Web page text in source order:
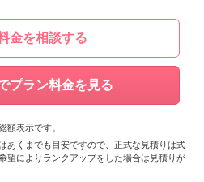
金を相談する
プラン料金を見る
額表示です。
あくまでも目安ですので、正式な見積りは式
望によりランクアップをした場合は見積りが